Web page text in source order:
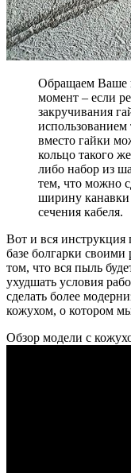
Обращаем Ваше
момент – если
закручивания
использованием
вместо гайки
кольцо такого
либо набор из
тем, что можно
ширину канавки
сечения кабеля.
Вот и вся инструкция
базе болгарки своими
том, что вся пыль
ухудшать условия
сделать более
кожухом, о котором
Обзор модели с